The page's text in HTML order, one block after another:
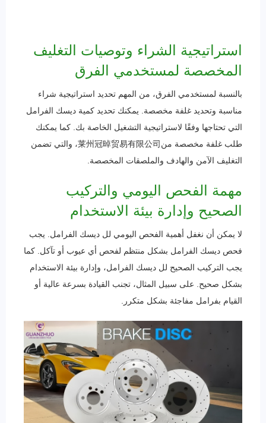
استراتيجية الشراء وتوصيات التغليف
المخصصة لمستخدمي الفرق
بالنسبة لمستخدمي الفرق، من المهم تحديد استراتيجية شراء
مناسبة وتحديد غلفة مخصصة. يمكنك تحديد كمية ديسك الفرامل
التي تحتاجها وفقًا لاستراتيجية التشغيل الخاصة بك. كما يمكنك
طلب غلفة مخصصة من莱州冠晫贸易有限公司، والتي تضمن
التغليف الآمن والهادف والملصقات المخصصة.
مهمة الفحص اليومي والتركيب
الصحيح وإدارة بيئة الاستخدام
لا يمكن أن نغفل أهمية الفحص اليومي لل ديسك الفرامل. يجب
فحص ديسك الفرامل بشكل منتظم لفحص أي عيوب أو تآكل. كما
يجب التركيب الصحيح لل ديسك الفرامل، وإدارة بيئة الاستخدام
بشكل صحيح. على سبيل المثال، تجنب القيادة بسرعة عالية أو
القيام بفرامل مفاجئة بشكل متكرر.